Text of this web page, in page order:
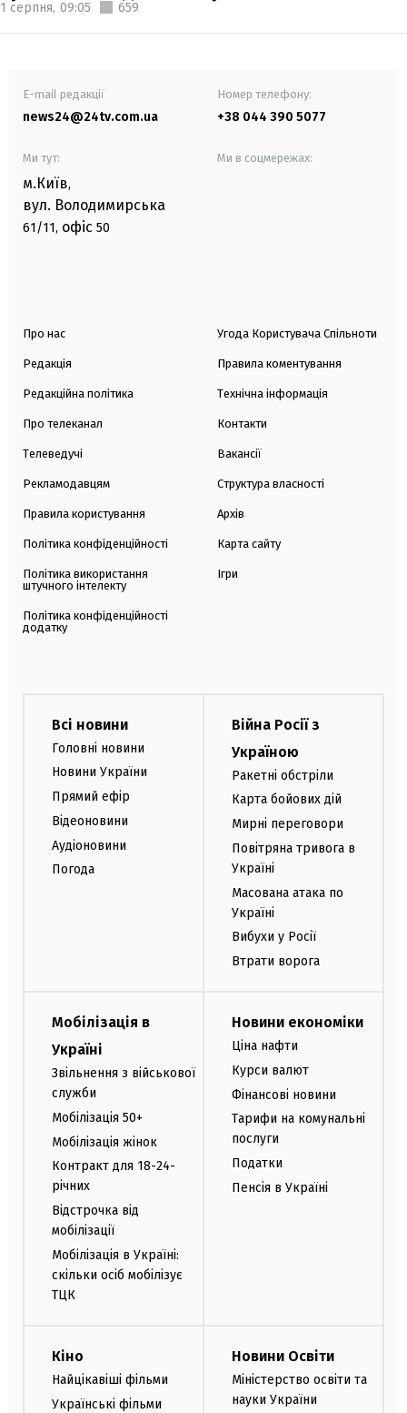
1 серпня, 09:05 659
E-mail редакції
news24@24tv.com.ua
Номер телефону:
+38 044 390 5077
Ми тут:
м.Київ,
вул. Володимирська
61/11, офіс 50
Ми в соцмережах:
Про нас
Редакція
Редакційна політика
Про телеканал
Телеведучі
Рекламодавцям
Правила користування
Політика конфіденційності
Політика використання
штучного інтелекту
Політика конфіденційності
додатку
Угода Користувача Спільноти
Правила коментування
Технічна інформація
Контакти
Вакансії
Структура власності
Архів
Карта сайту
Ігри
Всі новини
Головні новини
Новини України
Прямий ефір
Відеоновини
Аудіоновини
Погода
Війна Росії з
Україною
Ракетні обстріли
Карта бойових дій
Мирні переговори
Повітряна тривога в
Україні
Масована атака по
Україні
Вибухи у Росії
Втрати ворога
Мобілізація в
Україні
Звільнення з військової
служби
Мобілізація 50+
Мобілізація жінок
Контракт для 18-24-
річних
Відстрочка від
мобілізації
Мобілізація в Україні:
скільки осіб мобілізує
ТЦК
Новини економіки
Ціна нафти
Курси валют
Фінансові новини
Тарифи на комунальні
послуги
Податки
Пенсія в Україні
Кіно
Найцікавіші фільми
Українські фільми
Новини Освіти
Міністерство освіти та
науки України